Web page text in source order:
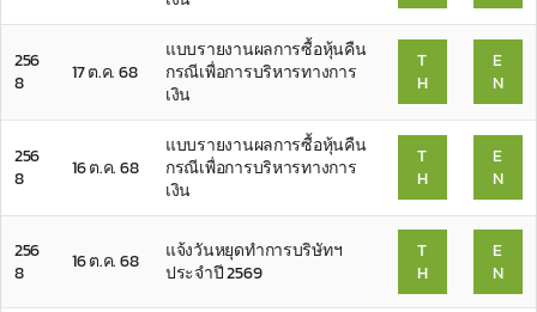
256
8
17 ต.ค. 68
แบบรายงานผลการซื้อหุ้นคืน
กรณีเพื่อการบริหารทางการ
เงิน
T
H
E
N
256
8
16 ต.ค. 68
แบบรายงานผลการซื้อหุ้นคืน
กรณีเพื่อการบริหารทางการ
เงิน
T
H
E
N
256
8
16 ต.ค. 68
แจ้งวันหยุดทำการบริษัทฯ
ประจำปี 2569
T
H
E
N